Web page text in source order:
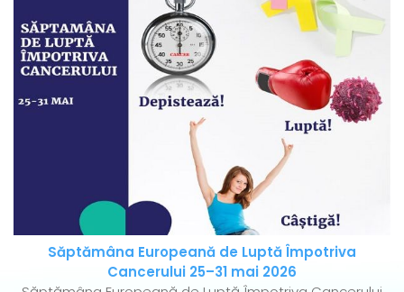
Săptămâna Europeană de Luptă Împotriva
Cancerului 25–31 mai 2026